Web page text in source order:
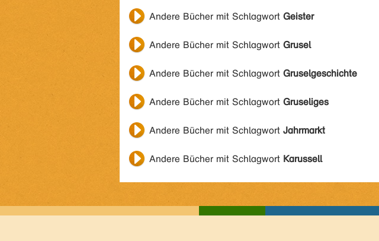
Andere Bücher mit Schlagwort Geister
Andere Bücher mit Schlagwort Grusel
Andere Bücher mit Schlagwort Gruselgeschichte
Andere Bücher mit Schlagwort Gruseliges
Andere Bücher mit Schlagwort Jahrmarkt
Andere Bücher mit Schlagwort Karussell